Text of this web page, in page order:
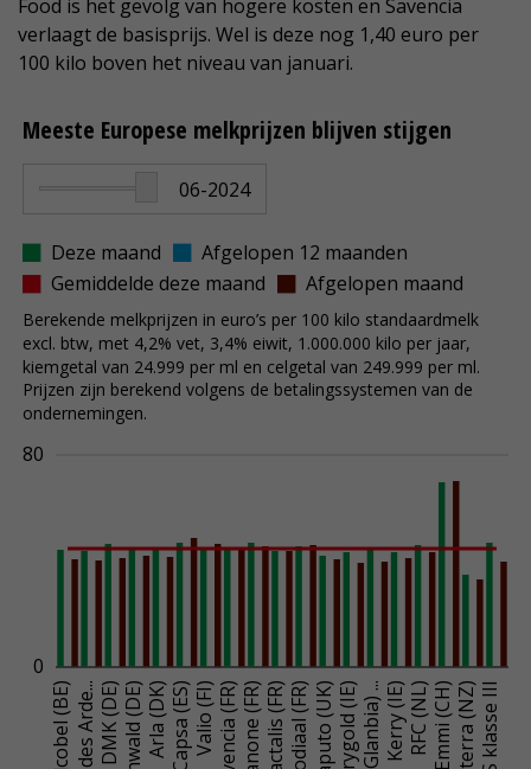
Food is het gevolg van hogere kosten en Savencia
verlaagt de basisprijs. Wel is deze nog 1,40 euro per
100 kilo boven het niveau van januari.